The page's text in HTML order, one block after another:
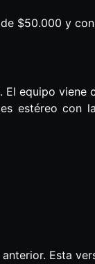
$50.000 y
equipo
estéreo con
Esta